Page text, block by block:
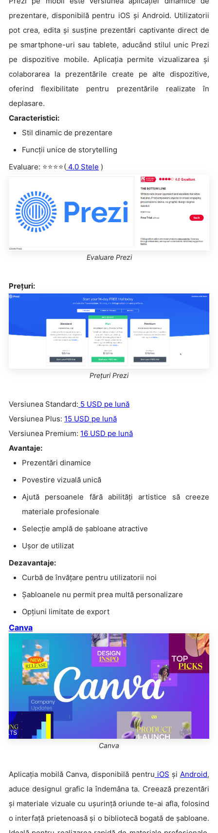
prezentare, disponibilă pentru iOS și Android. Utilizatorii
pot crea, edita și susține prezentări captivante direct de
pe smartphone-uri sau tablete, aducând stilul unic Prezi
pe dispozitive mobile. Aplicația permite vizualizarea și
colaborarea la prezentările create pe alte dispozitive,
oferind flexibilitate pentru prezentările realizate în
deplasare.
Caracteristici:
Stil dinamic de prezentare
Funcții unice de storytelling
Evaluare: ⭐⭐⭐⭐( 4.0 Stele )
Evaluare Prezi
Prețuri:
Prețuri Prezi
Versiunea Standard: 5 USD pe lună
Versiunea Plus: 15 USD pe lună
Versiunea Premium: 16 USD pe lună
Avantaje:
Prezentări dinamice
Povestire vizuală unică
Ajută persoanele fără abilități artistice să creeze
materiale profesionale
Selecție amplă de șabloane atractive
Ușor de utilizat
Dezavantaje:
Curbă de învățare pentru utilizatorii noi
Șabloanele nu permit prea multă personalizare
Opțiuni limitate de export
Canva
Canva
Aplicația mobilă Canva, disponibilă pentru iOS șiAndroid,
aduce designul grafic la îndemâna ta. Creează prezentări
și materiale vizuale cu ușurință oriunde te-ai afla, folosind
o interfață prietenoasă și o bibliotecă bogată de șabloane.